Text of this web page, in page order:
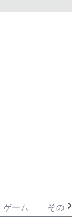
ゲーム その他